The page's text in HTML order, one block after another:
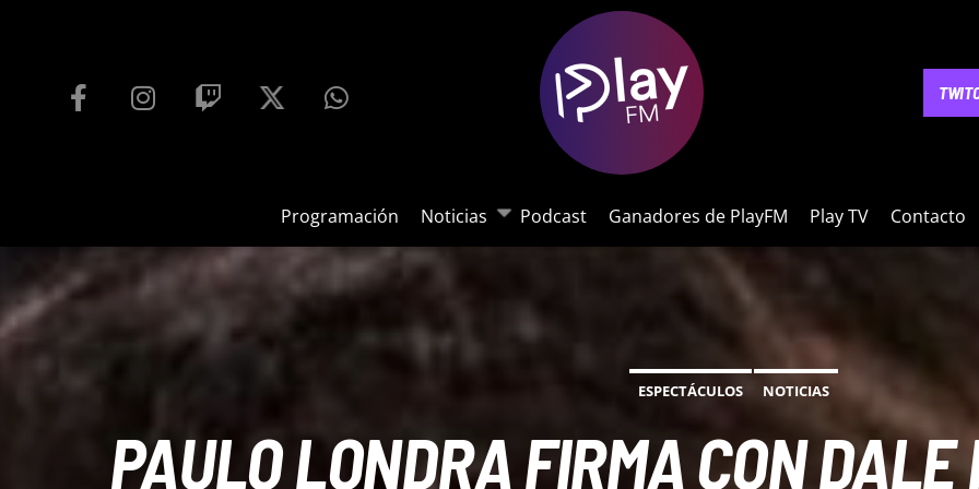
Programación Noticias Podcast Ganadores de PlayFM Play TV Contacto
NOTICIAS
ESPECTÁCULOS NOTICIAS
PAULO LONDRA FIRMA CON DALE